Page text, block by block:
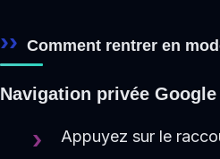
Comment rentrer en
Navigation privée
Appuyez sur le